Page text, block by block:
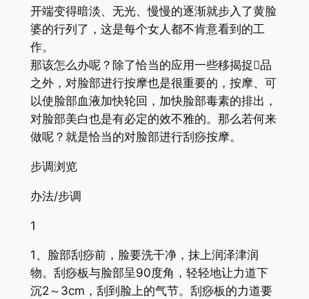
开端变得暗淡、无光、慢慢的逐渐就步入了黄脸
婆的行列了，这是每个女人都不肯意看到的工
作。
那该怎么办呢？除了恰当的应用一些移揭捉品
之外，对脸部进行按摩也是很重要的，按摩、可
以使脸部血液加快轮回，加快脸部毒素的排出，
对脸部美白也是有必定的效不雅的。那么若何来
做呢？就是恰当的对脸部进行刮痧按摩。
步调浏览
办法/步调
1
1、脸部刮痧前，脸要洗干净，抹上润泽津润
物。刮痧板与脸部呈90度角，轻轻地让力道下
沉2～3cm，刮到脸上的气节。刮痧板的力道要